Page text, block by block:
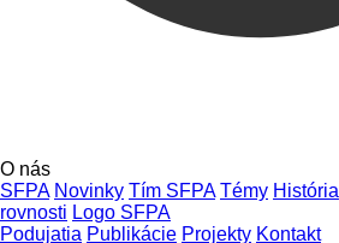
O nás
SFPA Novinky Tím SFPA Témy História
rovnosti Logo SFPA
Podujatia Publikácie Projekty Kontakt